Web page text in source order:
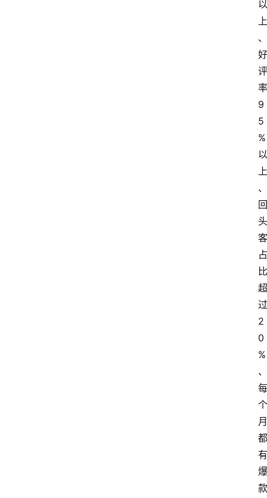
以
上
、
好
评
率
9
5
%
以
上
、
回
头
客
占
比
超
过
2
0
%
、
每
个
月
都
有
爆
款